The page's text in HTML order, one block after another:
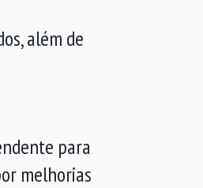
além de
para
melhorias